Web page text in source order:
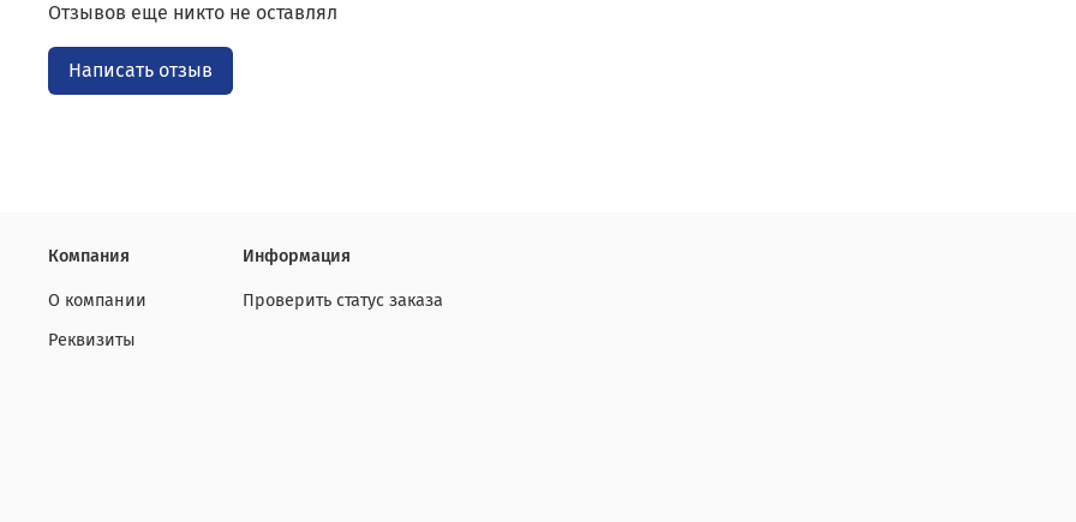
Отзывов еще никто не оставлял
Написать отзыв
Компания
О компании
Реквизиты
Информация
Проверить статус заказа